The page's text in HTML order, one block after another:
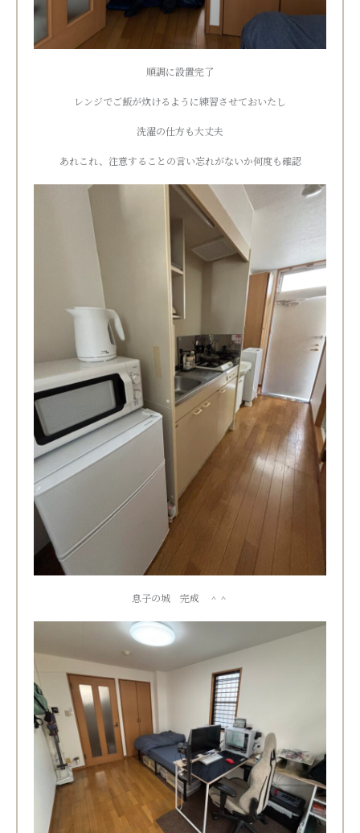
順調に設置完了
レンジでご飯が炊けるように練習させておいたし
洗濯の仕方も大丈夫
あれこれ、注意することの言い忘れがないか何度も確認
息子の城 完成 ＾＾